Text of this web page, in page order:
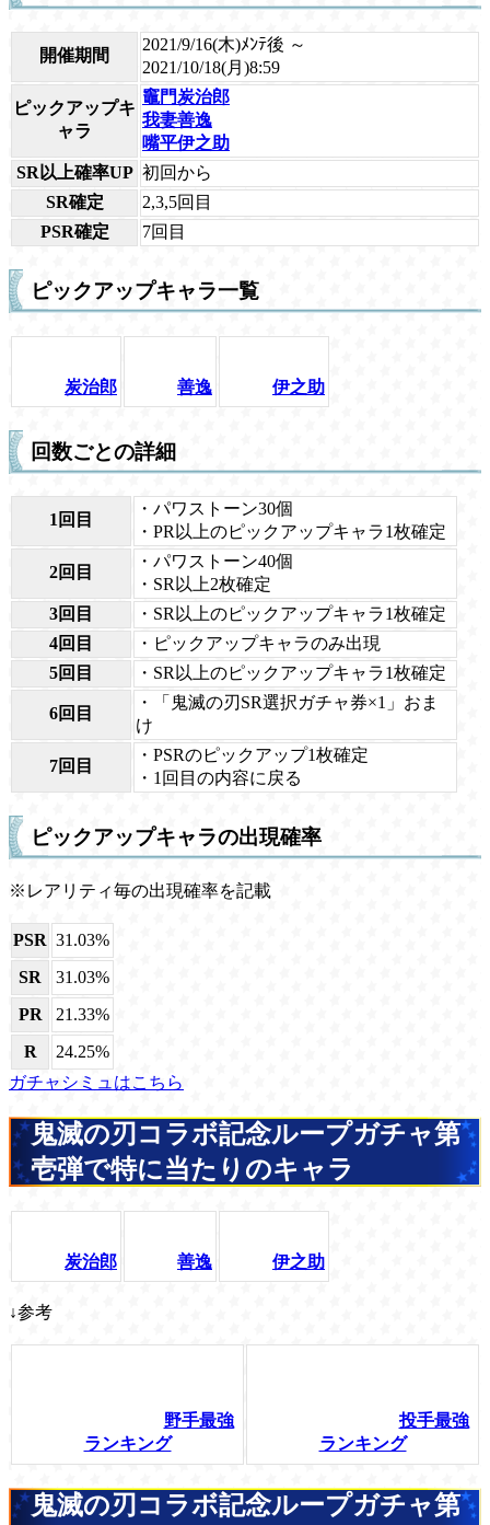
開催期間
2021/9/16(木)ﾒﾝﾃ後 ～
2021/10/18(月)8:59
ピックアップキ
ャラ
竈門炭治郎
我妻善逸
嘴平伊之助
SR以上確率UP 初回から
SR確定
2,3,5回目
PSR確定
7回目
ピックアップキャラ一覧
炭治郎 善逸 伊之助
回数ごとの詳細
1回目
・パワストーン30個
・PR以上のピックアップキャラ1枚確定
2回目
・パワストーン40個
・SR以上2枚確定
3回目
・SR以上のピックアップキャラ1枚確定
4回目
・ピックアップキャラのみ出現
5回目
・SR以上のピックアップキャラ1枚確定
6回目
・「鬼滅の刃SR選択ガチャ券×1」おま
け
7回目
・PSRのピックアップ1枚確定
・1回目の内容に戻る
ピックアップキャラの出現確率
※レアリティ毎の出現確率を記載
PSR 31.03%
SR
31.03%
PR
21.33%
R
24.25%
ガチャシミュはこちら
鬼滅の刃コラボ記念ループガチャ第
壱弾で特に当たりのキャラ
炭治郎 善逸 伊之助
↓参考
野手最強
ランキング
投手最強
ランキング
鬼滅の刃コラボ記念ループガチャ第